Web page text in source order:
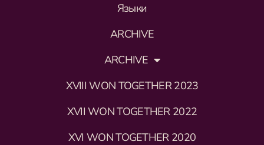
Языки
ARCHIVE
ARCHIVE
XVIII WON TOGETHER 2023
XVII WON TOGETHER 2022
XVI WON TOGETHER 2020